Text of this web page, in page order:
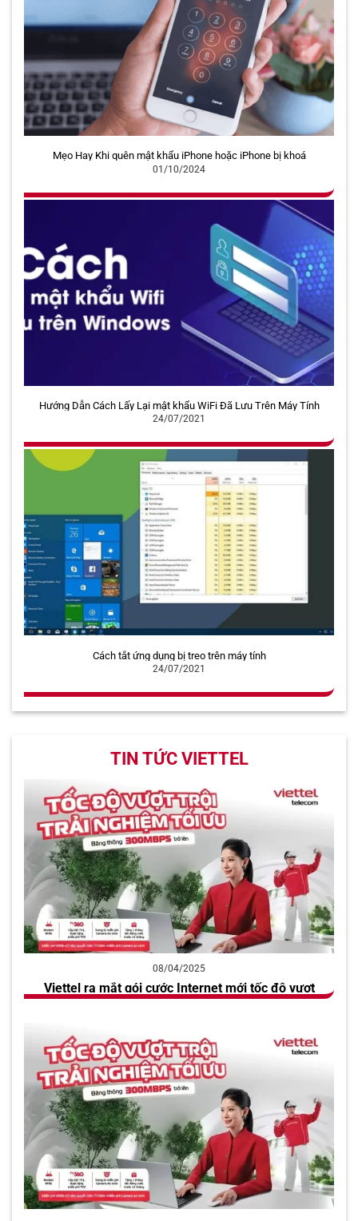
Mẹo Hay Khi quên mật khẩu iPhone hoặc iPhone bị khoá
01/10/2024
Hướng Dẫn Cách Lấy Lại mật khẩu WiFi Đã Lưu Trên Máy Tính
24/07/2021
Cách tắt ứng dụng bị treo trên máy tính
24/07/2021
TIN TỨC VIETTEL
Viettel ra mắt gói cước Internet mới tốc độ vượt
trội, tối thiểu từ 300Mbps
08/04/2025